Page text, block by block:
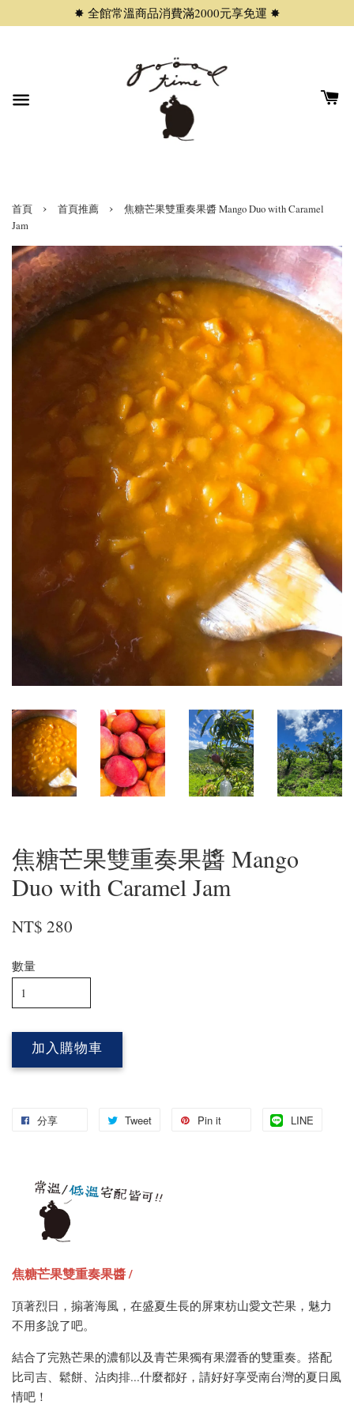
✸ 全館常溫商品消費滿2000元享免運 ✸
首頁 › 首頁推薦 ›
焦糖芒果雙重奏果醬 Mango Duo with Caramel
Jam
焦糖芒果雙重奏果醬 Mango
Duo with Caramel Jam
NT$ 280
數量
加入購物車
分享 Tweet Pin it LINE
焦糖芒果雙重奏果醬 /
頂著烈日，搧著海風，在盛夏生長的屏東枋山愛文芒果，魅力
不用多說了吧。
結合了完熟芒果的濃郁以及青芒果獨有果澀香的雙重奏。搭配
比司吉、鬆餅、沾肉排...什麼都好，請好好享受南台灣的夏日風
情吧！